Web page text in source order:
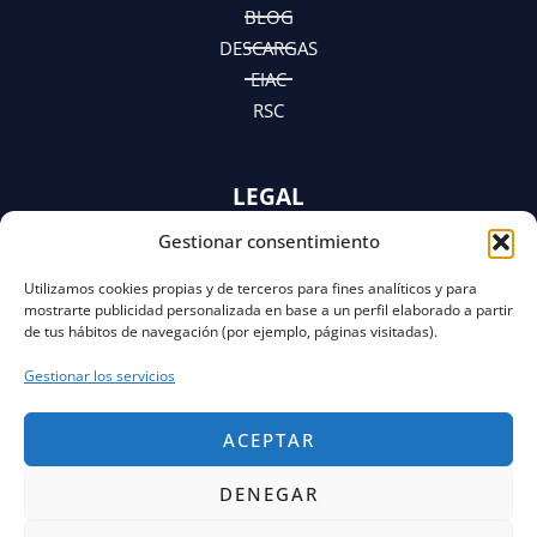
Gestionar consentimiento
Utilizamos cookies propias y de terceros para fines analíticos y para
mostrarte publicidad personalizada en base a un perfil elaborado a partir
de tus hábitos de navegación (por ejemplo, páginas visitadas).
Gestionar los servicios
ACEPTAR
DENEGAR
m
BLOG
DESCARGAS
EIAC
RSC
LEGAL
AVISO LEGAL
Y AVISO DE PRIVACIDAD
POLÍTICA DE COOKIES